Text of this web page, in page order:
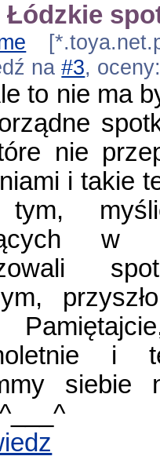
Łódzkie
na#3,
to nie ma
nie
i takie
tym,
w
siebie